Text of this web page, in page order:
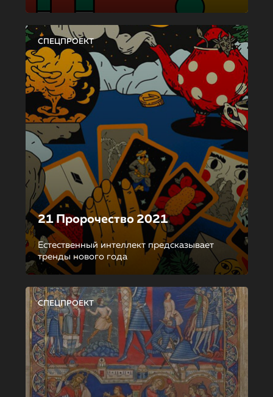
СПЕЦПРОЕКТ
21 Пророчество 2021
Естественный интеллект предсказывает
тренды нового года
СПЕЦПРОЕКТ